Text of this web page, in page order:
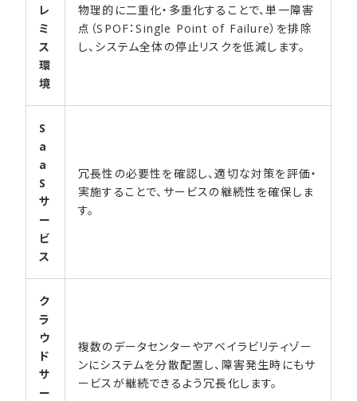
レ
ミ
ス
環
境
物理的に二重化・多重化することで、単一障害
点（SPOF：Single Point of Failure）を排除
し、システム全体の停止リスクを低減します。
S
a
a
S
サ
ー
ビ
ス
冗長性の必要性を確認し、適切な対策を評価・
実施することで、サービスの継続性を確保しま
す。
ク
ラ
ウ
ド
サ
ー
複数のデータセンターやアベイラビリティゾー
ンにシステムを分散配置し、障害発生時にもサ
ービスが継続できるよう冗長化します。